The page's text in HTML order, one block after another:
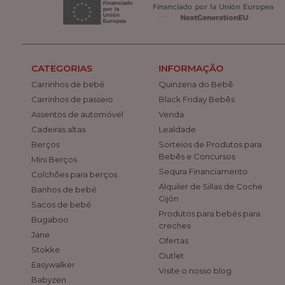
CATEGORIAS
Carrinhos de bebé
Carrinhos de passeio
Assentos de automóvel
Cadeiras altas
Berços
Mini Berços
Colchões para berços
Banhos de bebé
Sacos de bebé
Bugaboo
Jane
Stokke
Easywalker
Babyzen
INFORMAÇÃO
Quinzena do Bebê
Black Friday Bebês
Venda
Lealdade
Sorteios de Produtos para
Bebês e Concursos
Sequra Financiamento
Alquiler de Sillas de Coche
Gijón
Produtos para bebés para
creches
Ofertas
Outlet
Visite o nosso blog